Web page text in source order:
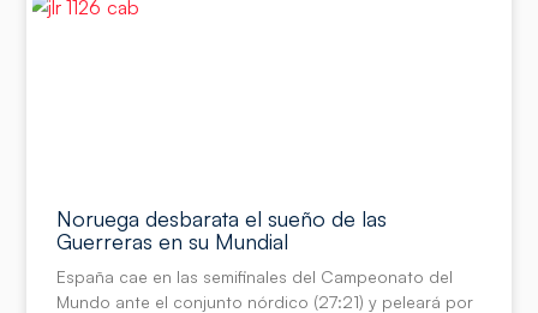
Noruega desbarata el sueño de las
Guerreras en su Mundial
España cae en las semifinales del Campeonato del
Mundo ante el conjunto nórdico (27:21) y peleará por